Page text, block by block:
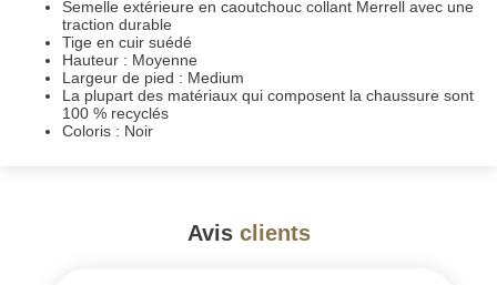
Semelle extérieure en caoutchouc collant Merrell avec une
traction durable
Tige en cuir suédé
Hauteur : Moyenne
Largeur de pied : Medium
La plupart des matériaux qui composent la chaussure sont
100 % recyclés
Coloris : Noir
Avis clients